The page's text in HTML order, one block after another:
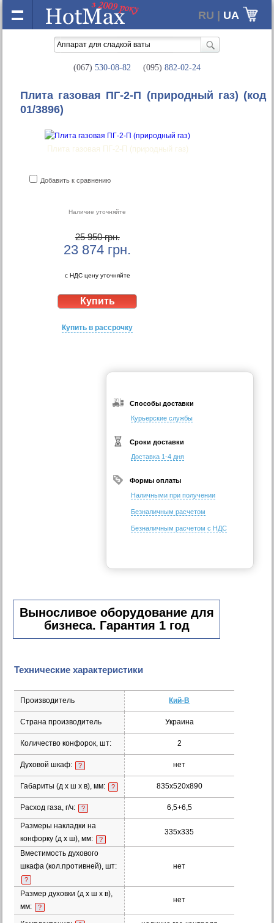
RU | UA
(067) 530-08-82 (095) 882-02-24
Плита газовая ПГ-2-П (природный газ) (код
01/3896)
Плита газовая ПГ-2-П (природный газ)
Добавить к сравнению
Наличие уточняйте
25 950 грн.
23 874 грн.
с НДС цену уточняйте
Купить в рассрочку
Способы доставки
Курьерские службы
Сроки доставки
Доставка 1-4 дня
Формы оплаты
Наличными при получении
Безналичным расчетом
Безналичным расчетом с НДС
Выносливое оборудование для
бизнеса. Гарантия 1 год
Технические характеристики
Производитель Кий-В
Страна производитель Украина
Количество конфорок, шт: 2
Духовой шкаф: ? нет
Габариты (д х ш х в), мм: ? 835x520x890
Расход газа, г/ч: ? 6,5+6,5
Размеры накладки на
конфорку (д х ш), мм:
?
335х335
Вместимость духового
шкафа (кол.противней), шт:
?
нет
Размер духовки (д х ш х в),
мм:
?
нет